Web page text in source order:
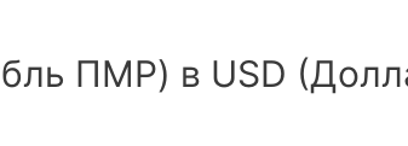
ПМР) в USD